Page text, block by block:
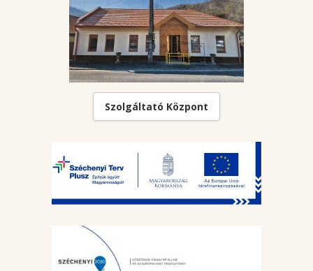
Szolgáltató Központ